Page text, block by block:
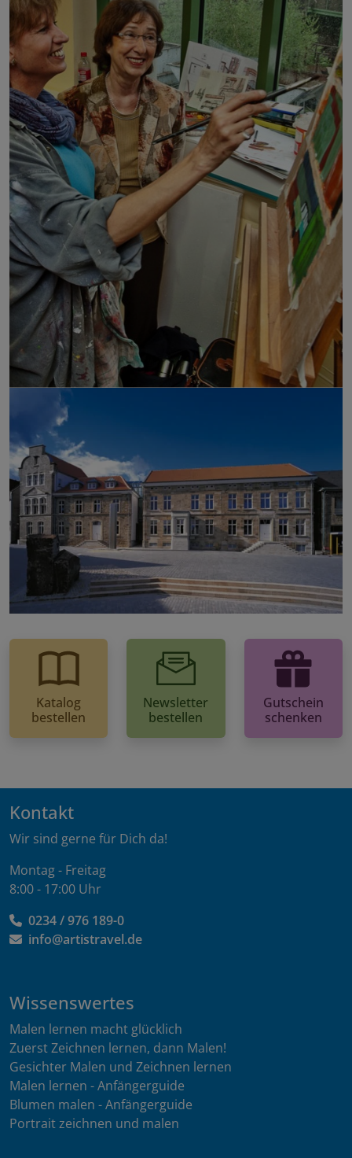
Katalog
bestellen
Newsletter
bestellen
Gutschein
schenken
Kontakt
Wir sind gerne für Dich da!
Montag - Freitag
8:00 - 17:00 Uhr
0234 / 976 189-0
info@artistravel.de
Wissenswertes
Malen lernen macht glücklich
Zuerst Zeichnen lernen, dann Malen!
Gesichter Malen und Zeichnen lernen
Malen lernen - Anfängerguide
Blumen malen - Anfängerguide
Portrait zeichnen und malen